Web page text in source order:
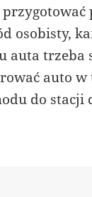
osobisty,
auta trzeba
auto
do stacji